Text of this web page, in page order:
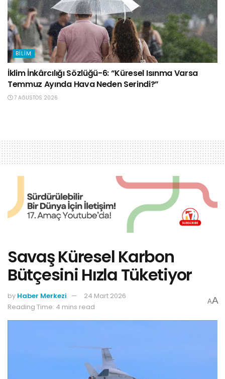
BILIM
İklim İnkârcılığı Sözlüğü-6: “Küresel Isınma Varsa
Temmuz Ayında Hava Neden Serindi?”
7 AĞUSTOS 2026
Savaş Küresel Karbon
Bütçesini Hızla Tüketiyor
by Haber Merkezi
24 Mart 2026
Reading Time: 4 mins read
AA